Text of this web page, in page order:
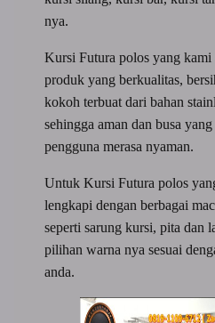
nya.
Kursi Futura polos yang kami
produk yang berkualitas,
kokoh terbuat dari bahan
sehingga aman dan busa
pengguna merasa nyaman.
Untuk Kursi Futura polos
lengkapi dengan berbagai
seperti sarung kursi, pita dan
pilihan warna nya sesuai
anda.